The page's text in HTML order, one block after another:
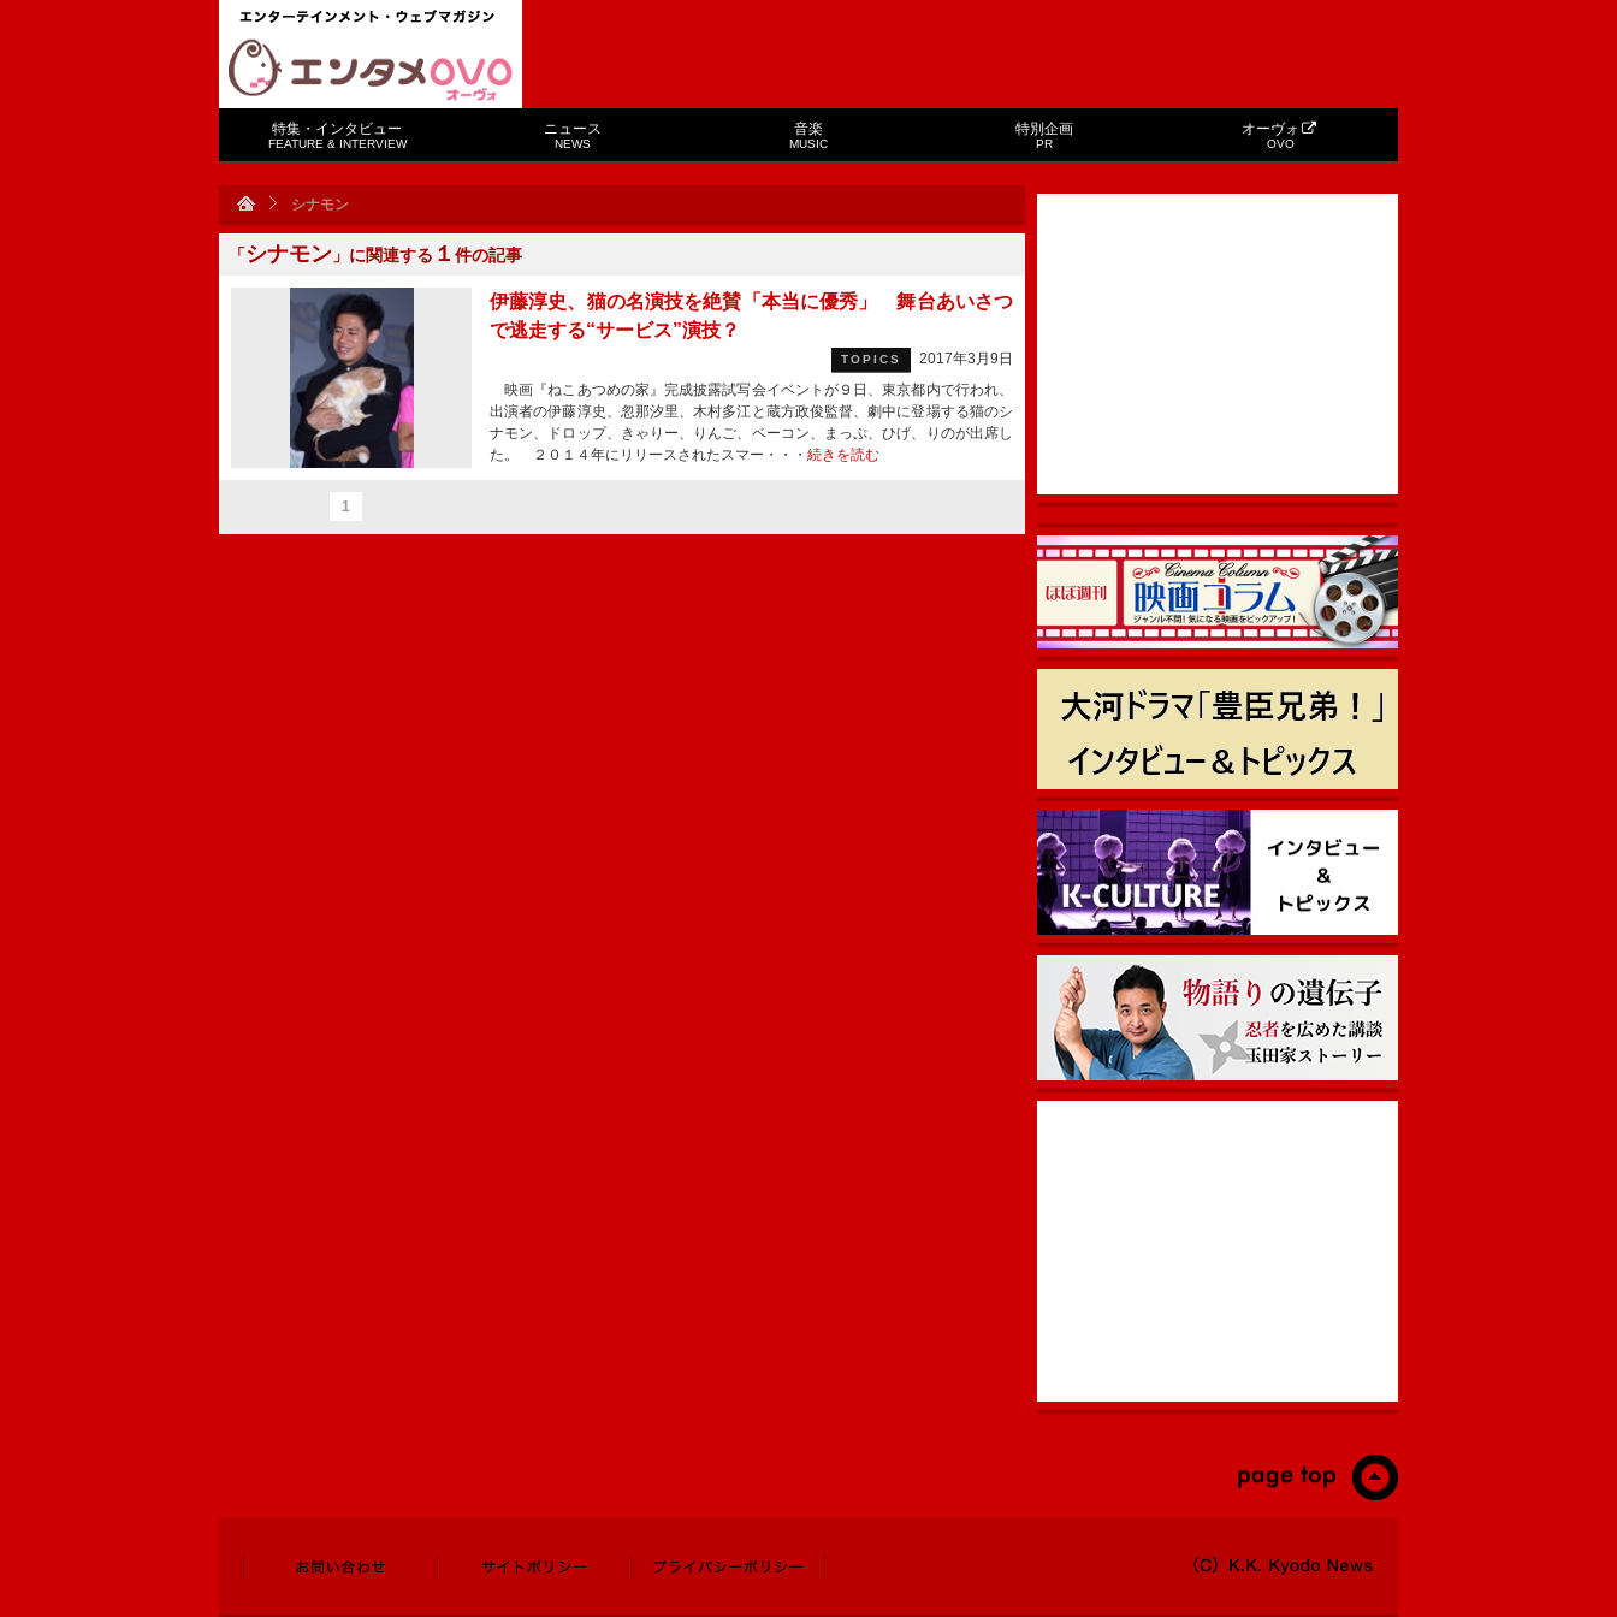
特集・インタビュー
FEATURE & INTERVIEW
ニュース
NEWS
音楽
MUSIC
特別企画
PR
オーヴォ
OVO
シナモン
「シナモン 」に関連する １ 件の記事
伊藤淳史、猫の名演技を絶賛「本当に優秀」 舞台あいさつ
で逃走する“サービス”演技？
TOPICS
2017年3月9日
映画『ねこあつめの家』完成披露試写会イベントが９日、東京都内で行われ、
出演者の伊藤淳史、忽那汐里、木村多江と蔵方政俊監督、劇中に登場する猫のシ
ナモン、ドロップ、きゃりー、りんご、ベーコン、まっぷ、ひげ、りのが出席し
た。 ２０１４年にリリースされたスマー・・・ 続きを読む
1